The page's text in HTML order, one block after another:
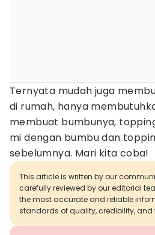
Ternyata mudah juga
di rumah, hanya
membuat bumbunya,
mi dengan bumbu dan
sebelumnya. Mari kita coba!
This article is written by our
carefully reviewed by our editorial
the most accurate and reliable
standards of quality, credibility, and